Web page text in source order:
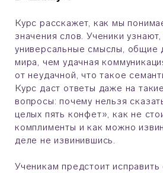
Курс расскажет, как мы
значения слов. Ученики узнают,
универсальные смыслы, общие
мира, чем удачная
от неудачной, что такое
Курс даст ответы даже на
вопросы: почему нельзя
целых пять конфет», как не
комплименты и как можно
деле не извинившись.
Ученикам предстоит